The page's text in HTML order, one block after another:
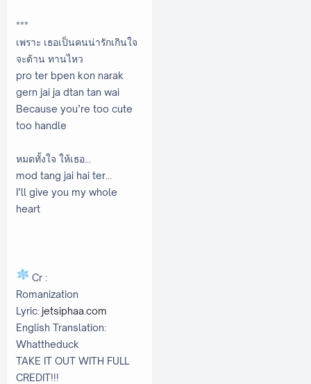
***
เพราะ เธอเป็นคนน่ารักเกินใจ
จะต้าน ทานไหว
pro ter bpen kon narak
gern jai ja dtan tan wai
Because you’re too cute
too handle
หมดทั้งใจ ให้เธอ...
mod tang jai hai ter...
I’ll give you my whole
heart
Cr :
Romanization
Lyric:jetsiphaa.com
English Translation:
Whattheduck
TAKE IT OUT WITH FULL
CREDIT!!!